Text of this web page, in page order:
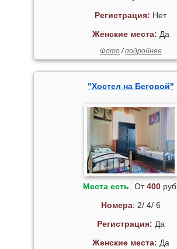
Регистрация: Нет
Женские места: Да
Фото/подробнее
"Хостел на Беговой"
Места есть От400руб.
Номера: 2/ 4/ 6
Регистрация: Да
Женские места: Да